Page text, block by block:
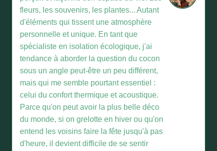
fleurs, les souvenirs, les plantes... Autant
d'éléments qui tissent une atmosphère
personnelle et unique. En tant que
spécialiste en isolation écologique, j'ai
tendance à aborder la question du cocon
sous un angle peut-être un peu différent,
mais qui me semble pourtant essentiel :
celui du confort thermique et acoustique.
Parce qu'on peut avoir la plus belle déco
du monde, si on grelotte en hiver ou qu'on
entend les voisins faire la fête jusqu'à pas
d'heure, il devient difficile de se sentir